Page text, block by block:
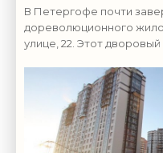
строительства»
В Петергофе почти
дореволюционного
улице, 22. Этот